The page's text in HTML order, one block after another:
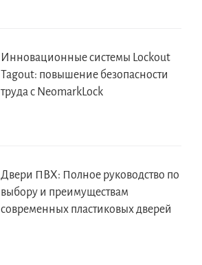
Инновационные системы Lockout
Tagout: повышение безопасности
труда с NeomarkLock
Двери ПВХ: Полное руководство по
выбору и преимуществам
современных пластиковых дверей